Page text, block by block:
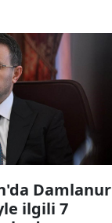
Damlanur
ilgili 7